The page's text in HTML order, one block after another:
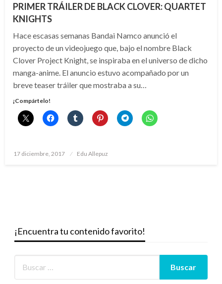
PRIMER TRÁILER DE BLACK CLOVER: QUARTET
KNIGHTS
Hace escasas semanas Bandai Namco anunció el
proyecto de un videojuego que, bajo el nombre Black
Clover Project Knight, se inspiraba en el universo de dicho
manga-anime. El anuncio estuvo acompañado por un
breve teaser tráiler que mostraba a su…
¡Compártelo!
Publicado
17 diciembre, 2017 Edu Allepuz
¡Encuentra tu contenido favorito!